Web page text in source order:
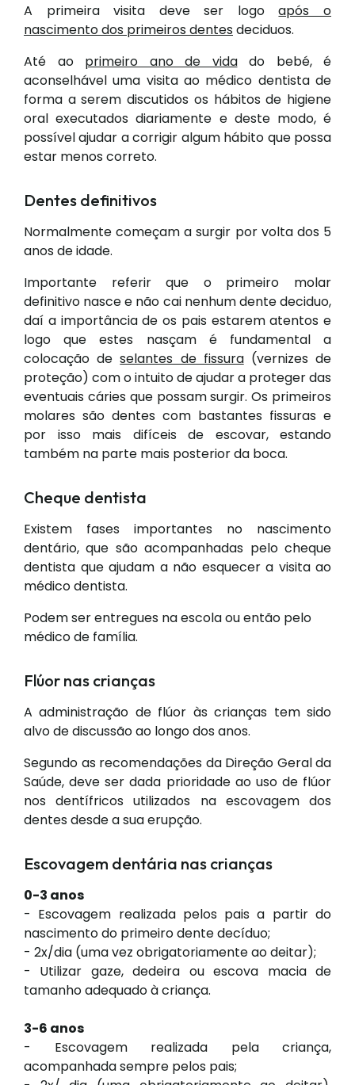
A primeira visita deve ser logoapós o
nascimento dos primeiros dentesdeciduos.
Até ao primeiro ano de vidado bebé, é
aconselhável uma visita ao médico dentista de
forma a serem discutidos os hábitos de higiene
oral executados diariamente e deste modo, é
possível ajudar a corrigir algum hábito que possa
estar menos correto.
Dentes definitivos
Normalmente começam a surgir por volta dos 5
anos de idade.
Importante referir que o primeiro molar
definitivo nasce e não cai nenhum dente deciduo,
daí a importância de os pais estarem atentos e
logo que estes nasçam é fundamental a
colocação deselantes de fissura(vernizes de
proteção) com o intuito de ajudar a proteger das
eventuais cáries que possam surgir. Os primeiros
molares são dentes com bastantes fissuras e
por isso mais difíceis de escovar, estando
também na parte mais posterior da boca.
Cheque dentista
Existem fases importantes no nascimento
dentário, que são acompanhadas pelo cheque
dentista que ajudam a não esquecer a visita ao
médico dentista.
Podem ser entregues na escola ou então pelo
médico de família.
Flúor nas crianças
A administração de flúor às crianças tem sido
alvo de discussão ao longo dos anos.
Segundo as recomendações da Direção Geral da
Saúde, deve ser dada prioridade ao uso de flúor
nos dentífricos utilizados na escovagem dos
dentes desde a sua erupção.
Escovagem dentária nas crianças
0-3 anos
- Escovagem realizada pelos pais a partir do
nascimento do primeiro dente decíduo;
- 2x/dia (uma vez obrigatoriamente ao deitar);
- Utilizar gaze, dedeira ou escova macia de
tamanho adequado à criança.
3-6 anos
- Escovagem realizada pela criança,
acompanhada sempre pelos pais;